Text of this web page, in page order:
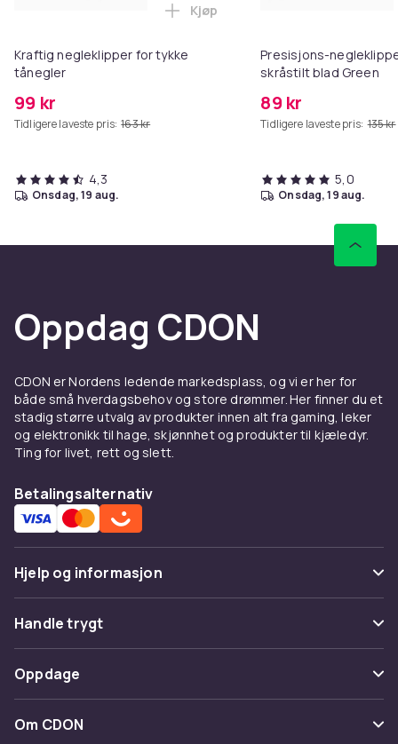
Kraftig negleklipper for tykke
tånegler
99 kr
Tidligere laveste pris: 163 kr
Legg Kraftig negleklipper for
Kjøp
4,3
onsdag, 19 aug.
Presisjons-
skråstilt blad Green
89 kr
Tidligere laveste pris: 135 kr
5,0
onsdag, 19 aug.
Oppdag CDON
CDON er Nordens ledende markedsplass, og vi er her for
både små hverdagsbehov og store drømmer. Her finner du et
stadig større utvalg av produkter innen alt fra gaming, leker
og elektronikk til hage, skjønnhet og produkter til kjæledyr.
Ting for livet, rett og slett.
Betalingsalternativ
Hjelp og informasjon
Vanlige spørsmål
Spor pakke
Angre & returner her
Kontakt oss
Handle trygt
Betaling
Levering
Oppdage
Kategorier
Om CDON